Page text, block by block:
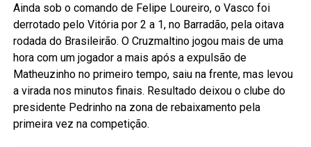
Ainda sob o comando de Felipe Loureiro, o Vasco foi
derrotado pelo Vitória por 2 a 1, no Barradão, pela oitava
rodada do Brasileirão. O Cruzmaltino jogou mais de uma
hora com um jogador a mais após a expulsão de
Matheuzinho no primeiro tempo, saiu na frente, mas levou
a virada nos minutos finais. Resultado deixou o clube do
presidente Pedrinho na zona de rebaixamento pela
primeira vez na competição.